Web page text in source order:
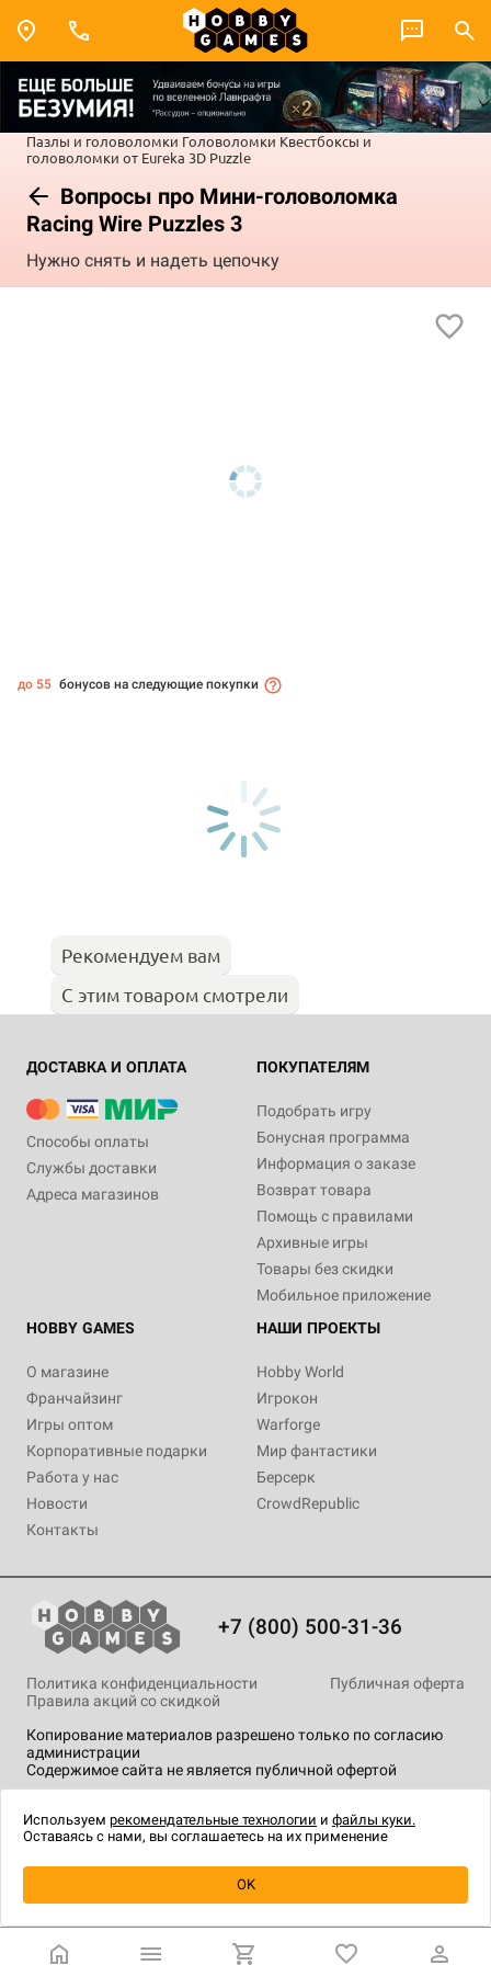
Пазлы и головоломки Головоломки Квестбоксы и
головоломки от Eureka 3D Puzzle
Вопросы про Мини-головоломка
Racing Wire Puzzles 3
Нужно снять и надеть цепочку
Уведомить о наличии
до 55 бонусов на следующие покупки
Рекомендуем вам
С этим товаром смотрели
ДОСТАВКА И ОПЛАТА
Способы оплаты
Службы доставки
Адреса магазинов
ПОКУПАТЕЛЯМ
Подобрать игру
Бонусная программа
Информация о заказе
Возврат товара
Помощь с правилами
Архивные игры
Товары без скидки
Мобильное приложение
HOBBY GAMES
О магазине
Франчайзинг
Игры оптом
Корпоративные подарки
Работа у нас
Новости
Контакты
НАШИ ПРОЕКТЫ
Hobby World
Игрокон
Warforge
Мир фантастики
Берсерк
CrowdRepublic
+7 (800) 500-31-36
Копирование материалов разрешено только по согласию
администрации
Содержимое сайта не является публичной офертой
Политика конфиденциальности
Публичная оферта
Правила акций со скидкой
технологии.
Используем рекомендательные технологии и файлы куки.
Оставаясь с нами, вы соглашаетесь на их применение
OK